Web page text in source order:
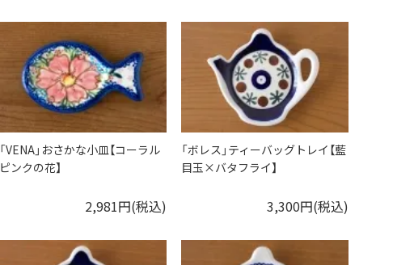
「VENA」おさかな小皿【コーラル
ピンクの花】
2,981円(税込)
「ボレス」ティーバッグトレイ【藍
目玉×バタフライ】
3,300円(税込)